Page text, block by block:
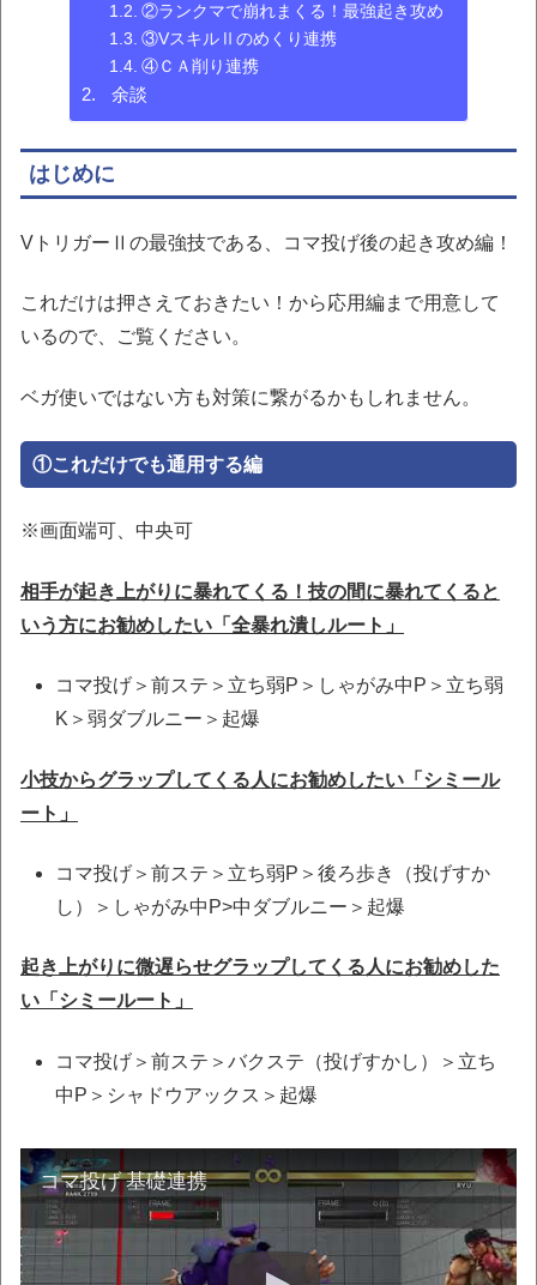
②ランクマで崩れまくる！最強起き攻め
③VスキルⅡのめくり連携
④ＣＡ削り連携
余談
はじめに
VトリガーⅡの最強技である、コマ投げ後の起き攻め編！
これだけは押さえておきたい！から応用編まで用意して
いるので、ご覧ください。
ベガ使いではない方も対策に繋がるかもしれません。
①これだけでも通用する編
※画面端可、中央可
相手が起き上がりに暴れてくる！技の間に暴れてくると
いう方にお勧めしたい「全暴れ潰しルート」
コマ投げ＞前ステ＞立ち弱P＞しゃがみ中P＞立ち弱
K＞弱ダブルニー＞起爆
小技からグラップしてくる人にお勧めしたい「シミール
ート」
コマ投げ＞前ステ＞立ち弱P＞後ろ歩き（投げすか
し）＞しゃがみ中P>中ダブルニー＞起爆
起き上がりに微遅らせグラップしてくる人にお勧めした
い「シミールート」
コマ投げ＞前ステ＞バクステ（投げすかし）＞立ち
中P＞シャドウアックス＞起爆
コマ投げ 基礎連携